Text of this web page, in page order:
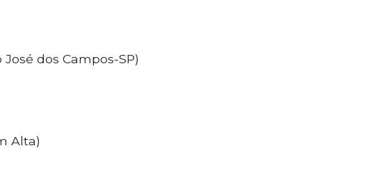
José dos Campos-SP)
Alta)